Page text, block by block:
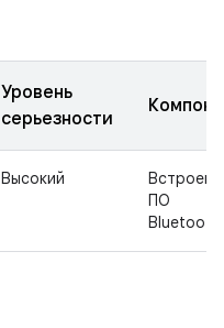
Уровень
серьезности
Высокий
ПО
Bluetooth